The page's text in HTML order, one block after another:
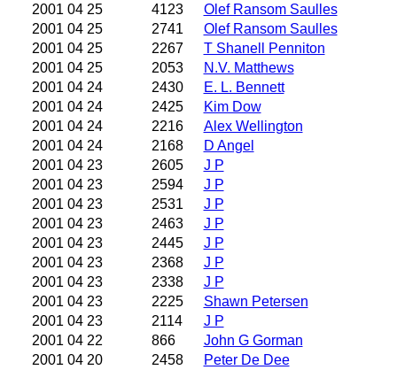
2001 04 25
4123
Olef Ransom Saulles
2001 04 25
2741
Olef Ransom Saulles
2001 04 25
2267
T Shanell Penniton
2001 04 25
2053
N.V. Matthews
2001 04 24
2430
E. L. Bennett
2001 04 24
2425
Kim Dow
2001 04 24
2216
Alex Wellington
2001 04 24
2168
D Angel
2001 04 23
2605
J P
2001 04 23
2594
J P
2001 04 23
2531
J P
2001 04 23
2463
J P
2001 04 23
2445
J P
2001 04 23
2368
J P
2001 04 23
2338
J P
2001 04 23
2225
Shawn Petersen
2001 04 23
2114
J P
2001 04 22
866
John G Gorman
2001 04 20
2458
Peter De Dee